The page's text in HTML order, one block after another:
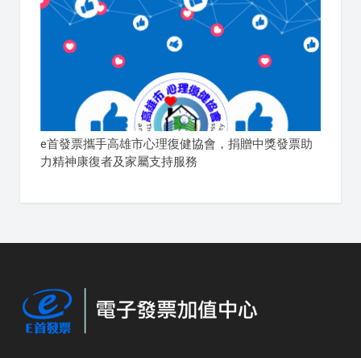
e首發票攜手高雄市心理復健協會，捐贈中獎發票助
力精神康復者及家屬支持服務